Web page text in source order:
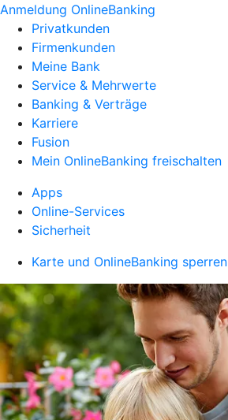
Anmeldung OnlineBanking
Privatkunden
Firmenkunden
Meine Bank
Service & Mehrwerte
Banking & Verträge
Karriere
Fusion
Mein OnlineBanking freischalten
Apps
Online-Services
Sicherheit
Karte und OnlineBanking sperren